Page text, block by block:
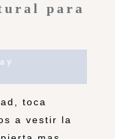
para
toca
a vestir la